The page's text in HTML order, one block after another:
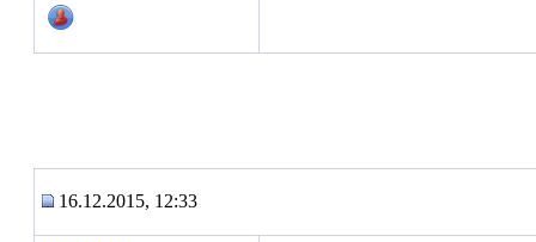
16.12.2015, 12:33